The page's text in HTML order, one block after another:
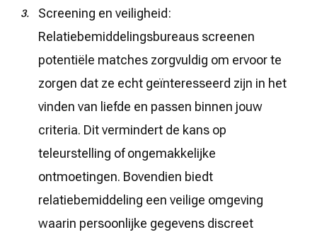
Screening en veiligheid:
Relatiebemiddelingsbureaus screenen
potentiële matches zorgvuldig om ervoor te
zorgen dat ze echt geïnteresseerd zijn in het
vinden van liefde en passen binnen jouw
criteria. Dit vermindert de kans op
teleurstelling of ongemakkelijke
ontmoetingen. Bovendien biedt
relatiebemiddeling een veilige omgeving
waarin persoonlijke gegevens discreet